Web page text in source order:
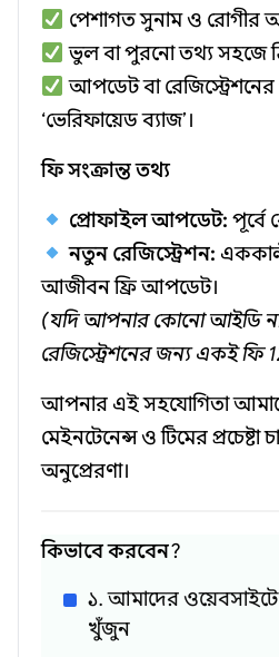
পেশাগত সুনাম ও রোগীর
ভুল বা পুরনো তথ্য সহজে
আপডেট বা
‘ভেরিফায়েড ব্যাজ’।
ফি সংক্রান্ত তথ্য
প্রোফাইল আপডেট: পূর্বে
নতুন রেজিস্ট্রেশন:
আজীবন ফ্রি আপডেট।
(যদি আপনার কোনো আইডি
রেজিস্ট্রেশনের জন্য একই ফি
আপনার এই সহযোগিতা
মেইনটেনেন্স ও টিমের প্রচেষ্টা
অনুপ্রেরণা।
কিভাবে করবেন?
১️. আমাদের
খুঁজুন